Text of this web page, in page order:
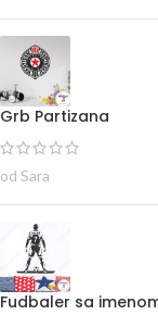
Grb Partizana
od Sara
Fudbaler sa